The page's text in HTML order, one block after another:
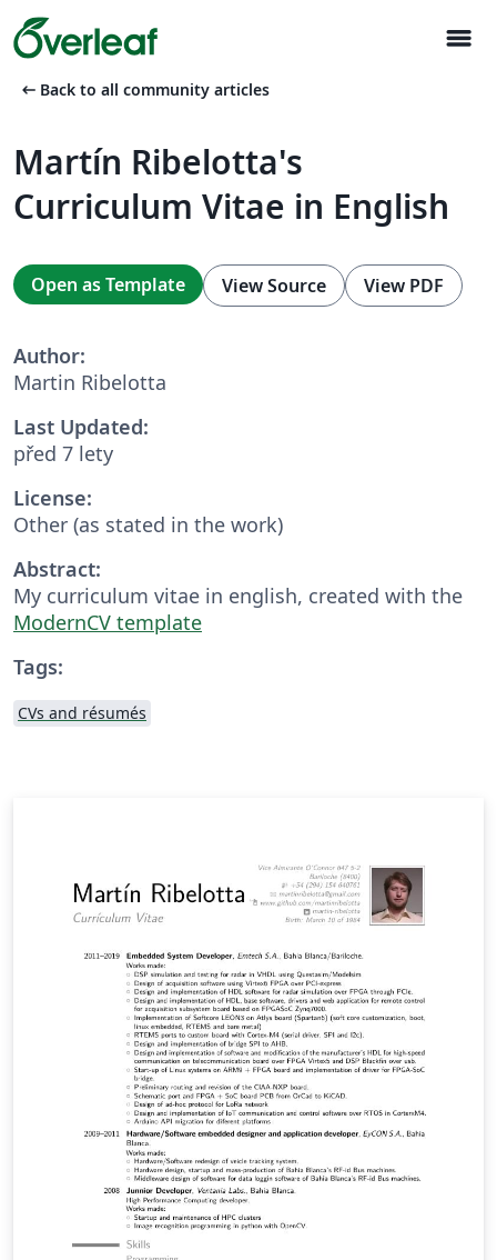
menu
arrow_left_alt Back to all community articles
Martín Ribelotta's
Curriculum Vitae in English
Open as Template View Source View PDF
Author:
Martin Ribelotta
Last Updated:
před 7 lety
License:
Other (as stated in the work)
Abstract:
My curriculum vitae in english, created with the
ModernCV template
Tags:
CVs and résumés